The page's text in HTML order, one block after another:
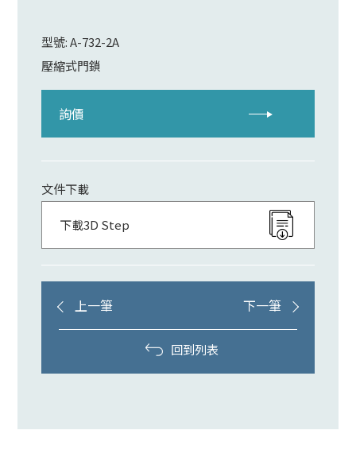
型號: A-732-2A
壓縮式門鎖
詢價
文件下載
下載3D Step
上一筆 下一筆
回到列表